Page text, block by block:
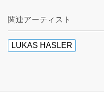
関連アーティスト
LUKAS HASLER